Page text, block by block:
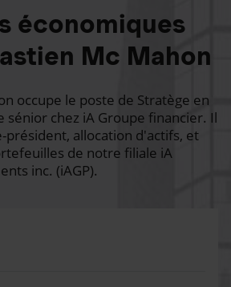
économiques
Mc Mahon
occupe le poste de Stratège en
sénior chez iA Groupe financier. Il
président, allocation d'actifs, et
de notre filiale iA
inc. (iAGP).